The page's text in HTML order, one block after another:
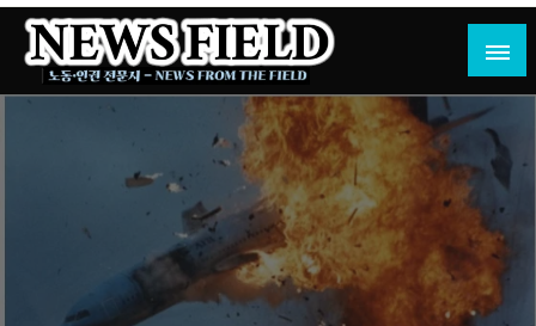
Skip
content
뉴스필드
노동·인권 전문지